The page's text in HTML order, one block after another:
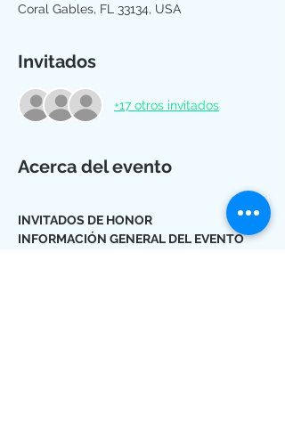
Coral Gables, FL 33134, USA
Invitados
+17 otros invitados
Acerca del evento
INVITADOS DE HONOR
INFORMACIÓN GENERAL DEL EVENTO